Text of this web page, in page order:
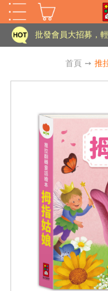
批發會員大招募，
老師您好!!幼教會
批發會員大招募，
老師您好!!幼教會
海外購物免煩惱！
首頁 ➙ 推